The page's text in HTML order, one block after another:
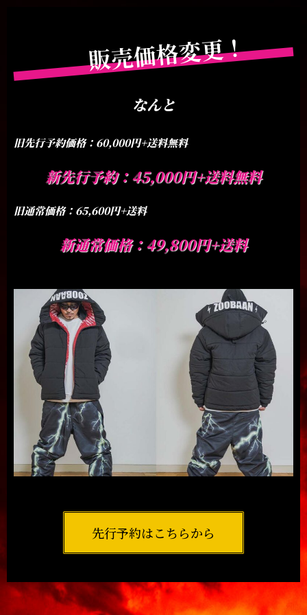
販売価格変更！
なんと
旧先行予約価格：60,000円+送料無料
新先行予約：45,000円+送料無料
旧通常価格：65,600円+送料
新通常価格：49,800円+送料
先行予約はこちらから